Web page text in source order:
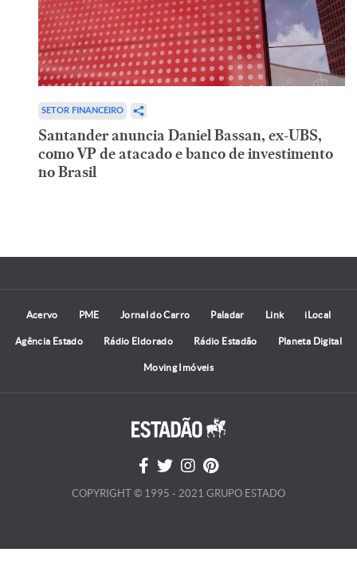
SETOR FINANCEIRO
Santander anuncia Daniel Bassan, ex-UBS,
como VP de atacado e banco de investimento
no Brasil
Acervo PME Jornal do Carro Paladar Link iLocal
Agência Estado Rádio Eldorado Rádio Estadão Planeta Digital
Moving Imóveis
COPYRIGHT © 1995 - 2021 GRUPO ESTADO